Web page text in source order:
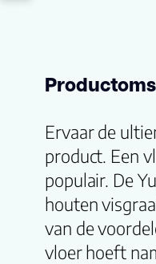
Ervaar de
product. Een
populair. De
houten
van de
vloer hoeft